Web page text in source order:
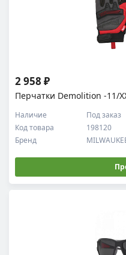
Перчатки Demolition -11/
Код товара 198120
Наличие Под заказ
Бренд
2 958 ₽